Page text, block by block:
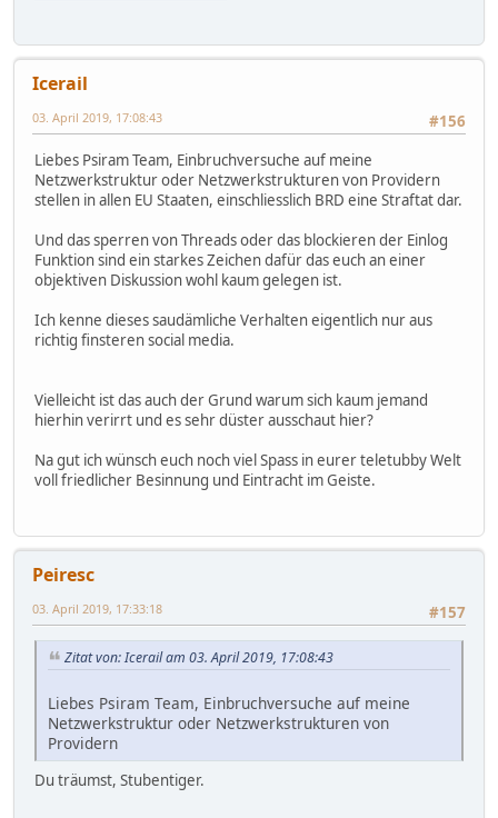
Icerail
#156
03. April 2019, 17:08:43
Liebes Psiram Team, Einbruchversuche auf meine
Netzwerkstruktur oder Netzwerkstrukturen von Providern
stellen in allen EU Staaten, einschliesslich BRD eine Straftat dar.
Und das sperren von Threads oder das blockieren der Einlog
Funktion sind ein starkes Zeichen dafür das euch an einer
objektiven Diskussion wohl kaum gelegen ist.
Ich kenne dieses saudämliche Verhalten eigentlich nur aus
richtig finsteren social media.
Vielleicht ist das auch der Grund warum sich kaum jemand
hierhin verirrt und es sehr düster ausschaut hier?
Na gut ich wünsch euch noch viel Spass in eurer teletubby Welt
voll friedlicher Besinnung und Eintracht im Geiste.
Peiresc
#157
03. April 2019, 17:33:18
Zitat von: Icerail am 03. April 2019, 17:08:43
Liebes Psiram Team, Einbruchversuche auf meine
Netzwerkstruktur oder Netzwerkstrukturen von
Providern
Du träumst, Stubentiger.